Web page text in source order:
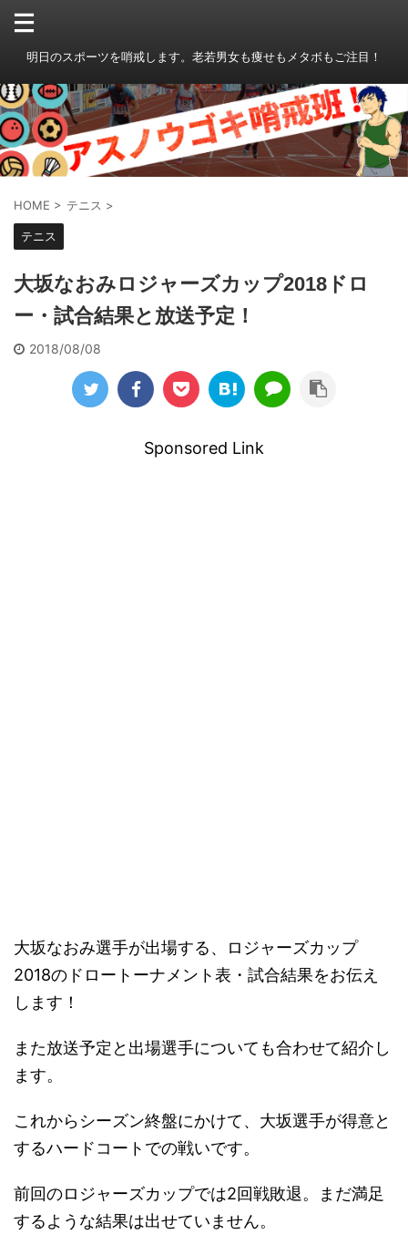
明日のスポーツを哨戒します。老若男女も痩せもメタボもご注目！
HOME > テニス >
テニス
大坂なおみロジャーズカップ2018ドロ
ー・試合結果と放送予定！
2018/08/08
Sponsored Link
大坂なおみ選手が出場する、ロジャーズカップ
2018のドロートーナメント表・試合結果をお伝え
します！
また放送予定と出場選手についても合わせて紹介し
ます。
これからシーズン終盤にかけて、大坂選手が得意と
するハードコートでの戦いです。
前回のロジャーズカップでは2回戦敗退。まだ満足
するような結果は出せていません。